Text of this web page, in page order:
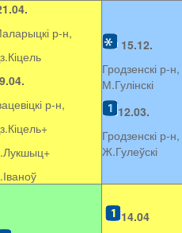
р-н,
р-н,
15.12.
Гродзенскі р-н,
М.Гулінскі
12.03.
Гродзенскі р-н,
Ж.Гулеўскі
14.04